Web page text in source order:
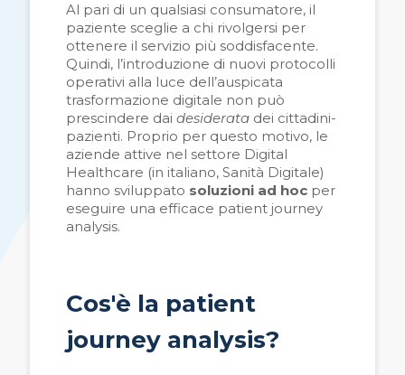
Al pari di un qualsiasi consumatore, il
paziente sceglie a chi rivolgersi per
ottenere il servizio più soddisfacente.
Quindi, l’introduzione di nuovi protocolli
operativi alla luce dell’auspicata
trasformazione digitale non può
prescindere dai desiderata dei cittadini-
pazienti. Proprio per questo motivo, le
aziende attive nel settore Digital
Healthcare (in italiano, Sanità Digitale)
hanno sviluppato soluzioni ad hoc per
eseguire una efficace patient journey
analysis.
Cos'è la patient
journey analysis?